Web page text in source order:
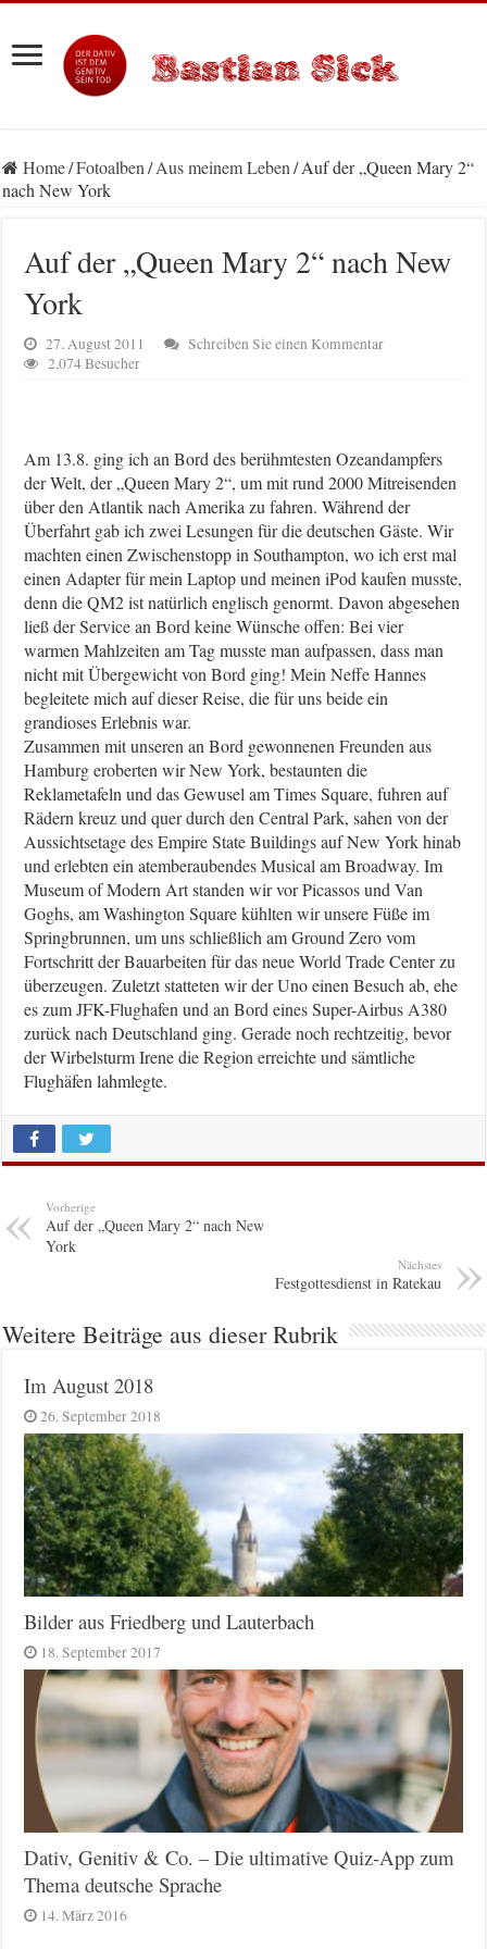
Home/Fotoalben/Aus meinem Leben/Auf der „Queen Mary 2“
nach New York
Auf der „Queen Mary 2“ nach New
York
27. August 2011
Schreiben Sie einen Kommentar
2,074 Besucher
Am 13.8. ging ich an Bord des berühmtesten Ozeandampfers
der Welt, der „Queen Mary 2“, um mit rund 2000 Mitreisenden
über den Atlantik nach Amerika zu fahren. Während der
Überfahrt gab ich zwei Lesungen für die deutschen Gäste. Wir
machten einen Zwischenstopp in Southampton, wo ich erst mal
einen Adapter für mein Laptop und meinen iPod kaufen musste,
denn die QM2 ist natürlich englisch genormt. Davon abgesehen
ließ der Service an Bord keine Wünsche offen: Bei vier
warmen Mahlzeiten am Tag musste man aufpassen, dass man
nicht mit Übergewicht von Bord ging! Mein Neffe Hannes
begleitete mich auf dieser Reise, die für uns beide ein
grandioses Erlebnis war.
Zusammen mit unseren an Bord gewonnenen Freunden aus
Hamburg eroberten wir New York, bestaunten die
Reklametafeln und das Gewusel am Times Square, fuhren auf
Rädern kreuz und quer durch den Central Park, sahen von der
Aussichtsetage des Empire State Buildings auf New York hinab
und erlebten ein atemberaubendes Musical am Broadway. Im
Museum of Modern Art standen wir vor Picassos und Van
Goghs, am Washington Square kühlten wir unsere Füße im
Springbrunnen, um uns schließlich am Ground Zero vom
Fortschritt der Bauarbeiten für das neue World Trade Center zu
überzeugen. Zuletzt statteten wir der Uno einen Besuch ab, ehe
es zum JFK-Flughafen und an Bord eines Super-Airbus A380
zurück nach Deutschland ging. Gerade noch rechtzeitig, bevor
der Wirbelsturm Irene die Region erreichte und sämtliche
Flughäfen lahmlegte.
Vorherige
Auf der „Queen Mary 2“ nach New
York
Nächstes
Festgottesdienst in Ratekau
Weitere Beiträge aus dieser Rubrik
Im August 2018
26. September 2018
Bilder aus Friedberg und Lauterbach
18. September 2017
Dativ, Genitiv & Co. – Die ultimative Quiz-App zum
Thema deutsche Sprache
14. März 2016